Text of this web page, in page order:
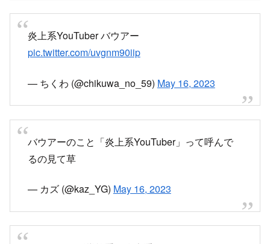
炎上系YouTuber バウアー
pic.twitter.com/uvgnm90iip
— ちくわ (@chikuwa_no_59) May 16, 2023
バウアーのこと「炎上系YouTuber」って呼んで
るの見て草
— カズ (@kaz_YG) May 16, 2023